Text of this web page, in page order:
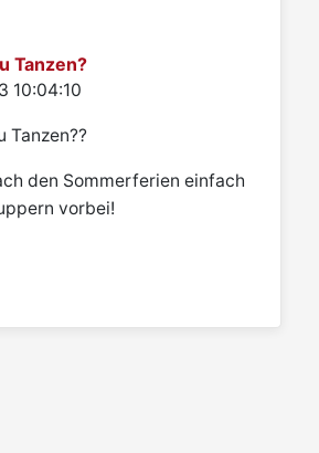
Tanzen?
10:04:10
Tanzen??
den Sommerferien einfach
vorbei!